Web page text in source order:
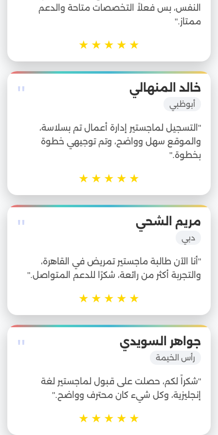
النفس، بس فعلاً التخصصات متاحة والدعم
ممتاز."
★
★
★
★
★
" خالد المنهالي
أبوظبي
"التسجيل لماجستير إدارة أعمال تم بسلاسة،
والموقع سهل وواضح، وتم توجيهي خطوة
بخطوة."
★
★
★
★
★
" مريم الشحي
دبي
"أنا الآن طالبة ماجستير تمريض في القاهرة،
والتجربة أكثر من رائعة، شكرًا للدعم المتواصل."
★
★
★
★
★
" جواهر السويدي
رأس الخيمة
"شكراً لكم، حصلت على قبول لماجستير لغة
إنجليزية، وكل شيء كان محترف وواضح."
★
★
★
★
★